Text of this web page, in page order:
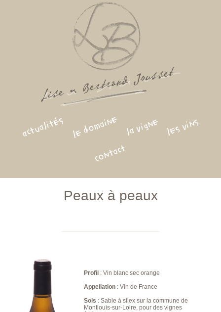
actualités le domaine la vigne les vins
contact
Peaux à peaux
Profil: Vin blanc sec orange
Appellation: Vin de France
Sols : Sable à silex sur la commune de
Montlouis-sur-Loire, pour des vignes